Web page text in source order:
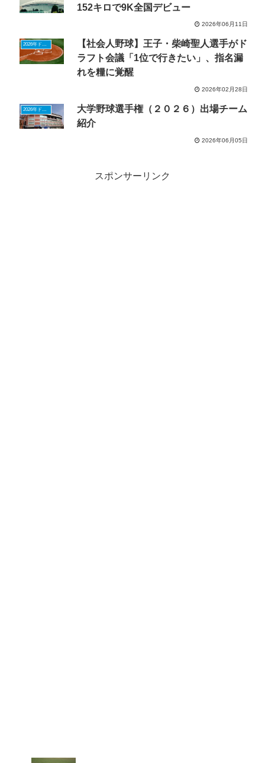
152キロで9K全国デビュー
2026年06月11日
2026年ドラフトニュース
【社会人野球】王子・柴崎聖人選手がド
ラフト会議「1位で行きたい」、指名漏
れを糧に覚醒
2026年02月28日
2026年ドラフトニュース
大学野球選手権（２０２６）出場チーム
紹介
2026年06月05日
スポンサーリンク